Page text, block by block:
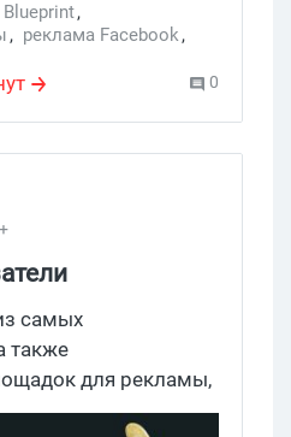
,
, реклама Facebook,
0
рекламы в
самых
также
для рекламы,
опции